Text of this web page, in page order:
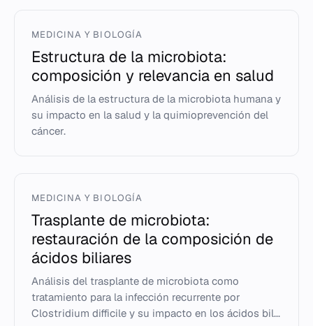
MEDICINA Y BIOLOGÍA
Estructura de la microbiota:
composición y relevancia en salud
Análisis de la estructura de la microbiota humana y
su impacto en la salud y la quimioprevención del
cáncer.
MEDICINA Y BIOLOGÍA
Trasplante de microbiota:
restauración de la composición de
ácidos biliares
Análisis del trasplante de microbiota como
tratamiento para la infección recurrente por
Clostridium difficile y su impacto en los ácidos bil...